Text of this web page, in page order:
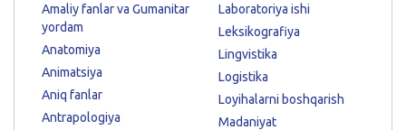
Amaliy fanlar va Gumanitar
yordam
Anatomiya
Animatsiya
Aniq fanlar
Antrapologiya
Laboratoriya ishi
Leksikografiya
Lingvistika
Logistika
Loyihalarni boshqarish
Madaniyat